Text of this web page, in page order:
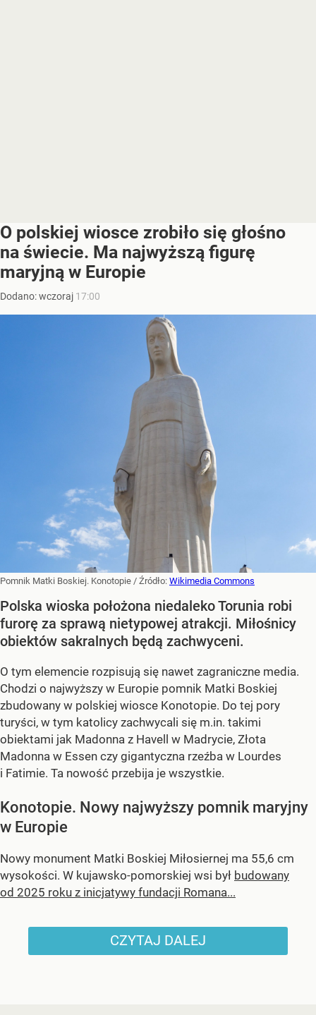
O polskiej wiosce zrobiło się głośno
na świecie. Ma najwyższą figurę
maryjną w Europie
Dodano:wczoraj 17:00
Pomnik Matki Boskiej. Konotopie / Źródło: Wikimedia Commons
Polska wioska położona niedaleko Torunia robi
furorę za sprawą nietypowej atrakcji. Miłośnicy
obiektów sakralnych będą zachwyceni.
O tym elemencie rozpisują się nawet zagraniczne media.
Chodzi o najwyższy w Europie pomnik Matki Boskiej
zbudowany w polskiej wiosce Konotopie. Do tej pory
turyści, w tym katolicy zachwycali się m.in. takimi
obiektami jak Madonna z Havell w Madrycie, Złota
Madonna w Essen czy gigantyczna rzeźba w Lourdes
i Fatimie. Ta nowość przebija je wszystkie.
Konotopie. Nowy najwyższy pomnik maryjny
w Europie
Nowy monument Matki Boskiej Miłosiernej ma 55,6 cm
wysokości. W kujawsko-pomorskiej wsi był budowany
od 2025 roku z inicjatywy fundacji Romana...
CZYTAJ DALEJ